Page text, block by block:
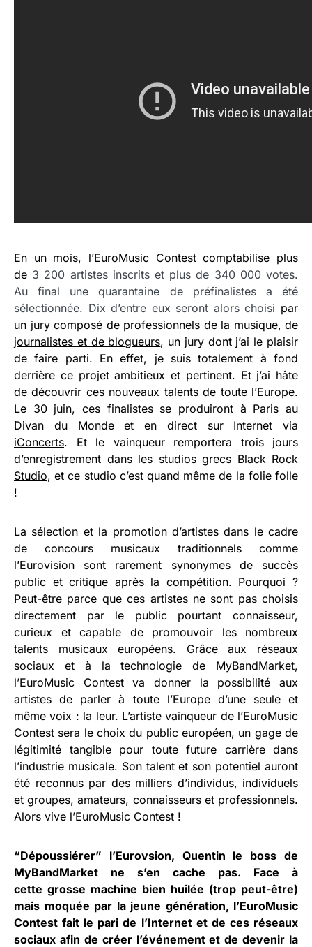
En un mois, l’EuroMusic Contest comptabilise plus
de 3 200 artistes inscrits et plus de 340 000 votes.
Au final une quarantaine de préfinalistes a été
sélectionnée. Dix d’entre eux seront alors choisi par
un jury composé de professionnels de la musique, de
journalistes et de blogueurs, un jury dont j’ai le plaisir
de faire parti. En effet, je suis totalement à fond
derrière ce projet ambitieux et pertinent. Et j’ai hâte
de découvrir ces nouveaux talents de toute l’Europe.
Le 30 juin, ces finalistes se produiront à Paris au
Divan du Monde et en direct sur Internet via
iConcerts. Et le vainqueur remportera trois jours
d’enregistrement dans les studios grecs Black Rock
Studio, et ce studio c’est quand même de la folie folle
!
La sélection et la promotion d’artistes dans le cadre
de concours musicaux traditionnels comme
l’Eurovision sont rarement synonymes de succès
public et critique après la compétition. Pourquoi ?
Peut-être parce que ces artistes ne sont pas choisis
directement par le public pourtant connaisseur,
curieux et capable de promouvoir les nombreux
talents musicaux européens. Grâce aux réseaux
sociaux et à la technologie de MyBandMarket,
l’EuroMusic Contest va donner la possibilité aux
artistes de parler à toute l’Europe d’une seule et
même voix : la leur. L’artiste vainqueur de l’EuroMusic
Contest sera le choix du public européen, un gage de
légitimité tangible pour toute future carrière dans
l’industrie musicale. Son talent et son potentiel auront
été reconnus par des milliers d’individus, individuels
et groupes, amateurs, connaisseurs et professionnels.
Alors vive l’EuroMusic Contest !
“Dépoussiérer” l’Eurovsion, Quentin le boss de
MyBandMarket ne s’en cache pas. Face à
cette grosse machine bien huilée (trop peut-être)
mais moquée par la jeune génération, l’EuroMusic
Contest fait le pari de l’Internet et de ces réseaux
sociaux afin de créer l’événement et de devenir la